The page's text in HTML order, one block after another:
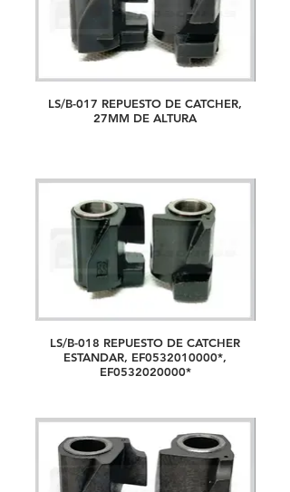
LS/B-017 REPUESTO DE CATCHER,
27MM DE ALTURA
LS/B-018 REPUESTO DE CATCHER
ESTANDAR, EF0532010000*,
EF0532020000*